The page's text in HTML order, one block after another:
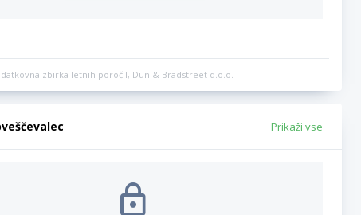
zbirka letnih poročil, Dun & Bradstreet d.o.o.
Prikaži vse